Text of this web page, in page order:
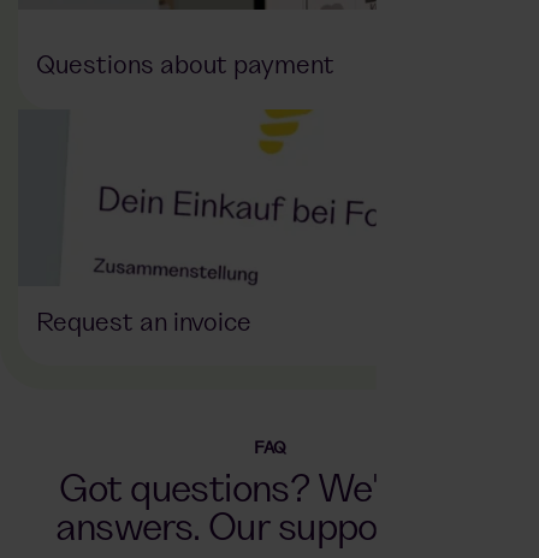
Questions about payment
Request an invoice
FAQ
Got questions? We've got
answers. Our support hub.